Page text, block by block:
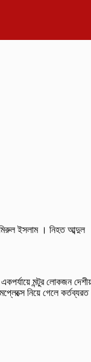
ইসলাম । নিহত আব্দুল
মন্টুর লোকজন
নিয়ে গেলে কর্তব্যরত